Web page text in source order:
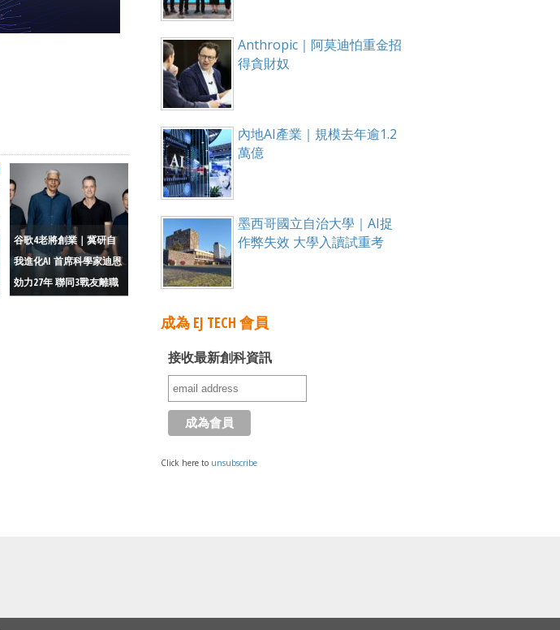
谷歌4老將創業｜冀研自
我進化AI 首席科學家迪恩
効力27年 聯同3戰友離職
Anthropic｜阿莫迪怕重金招
得貪財奴
內地AI產業｜規模去年逾1.2
萬億
墨西哥國立自治大學｜AI捉
作弊失效 大學入讀試重考
成為 EJ TECH 會員
接收最新創科資訊
Click here to unsubscribe